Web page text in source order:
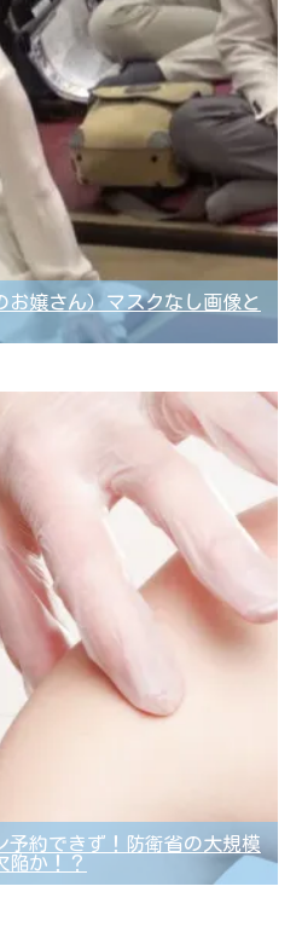
お嬢さん）マスクなし画像と
予約できず！防衛省の大規模
陥か！？